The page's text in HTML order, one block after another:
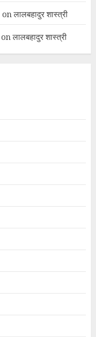
onलालबहादुर शास्त्री
onलालबहादुर शास्त्री